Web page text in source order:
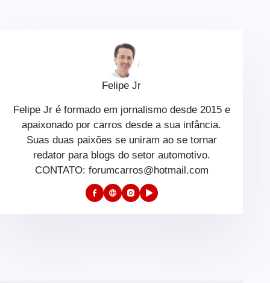
Felipe Jr
Felipe Jr é formado em jornalismo desde 2015 e
apaixonado por carros desde a sua infância.
Suas duas paixões se uniram ao se tornar
redator para blogs do setor automotivo.
CONTATO: forumcarros@hotmail.com